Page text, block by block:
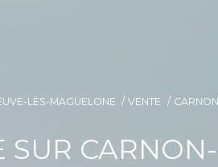
LÈS-MAGUELONE VENTE